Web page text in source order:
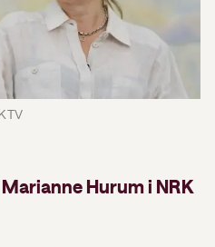
TV
Hurum i NRK